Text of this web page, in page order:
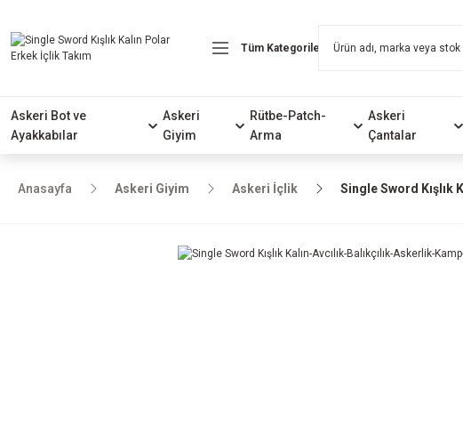
Askeri Bot ve
Ayakkabılar
Askeri
Giyim
Rütbe-Patch-
Arma
Askeri
Çantalar
Anasayfa Askeri Giyim Askeri İçlik Single Sword Kışlık